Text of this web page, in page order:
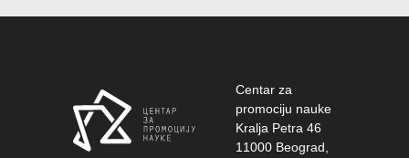
Centar za
promociju nauke
Kralja Petra 46
11000 Beograd,